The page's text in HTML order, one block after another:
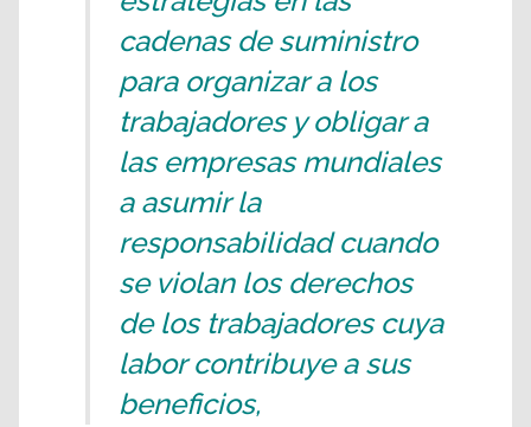
cadenas de suministro
para organizar a los
trabajadores y obligar a
las empresas mundiales
a asumir la
responsabilidad cuando
se violan los derechos
de los trabajadores cuya
labor contribuye a sus
beneficios,